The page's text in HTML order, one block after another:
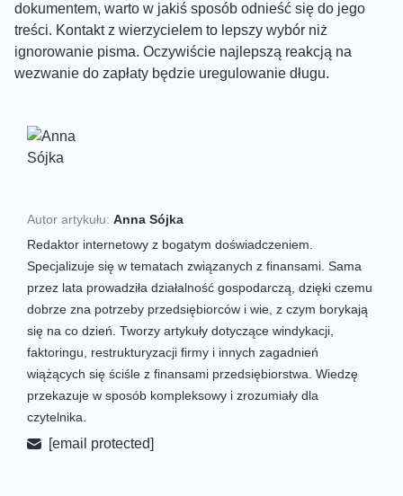
dokumentem, warto w jakiś sposób odnieść się do jego
treści. Kontakt z wierzycielem to lepszy wybór niż
ignorowanie pisma. Oczywiście najlepszą reakcją na
wezwanie do zapłaty będzie uregulowanie długu.
Autor artykułu: Anna Sójka
Redaktor internetowy z bogatym doświadczeniem.
Specjalizuje się w tematach związanych z finansami. Sama
przez lata prowadziła działalność gospodarczą, dzięki czemu
dobrze zna potrzeby przedsiębiorców i wie, z czym borykają
się na co dzień. Tworzy artykuły dotyczące windykacji,
faktoringu, restrukturyzacji firmy i innych zagadnień
wiążących się ściśle z finansami przedsiębiorstwa. Wiedzę
przekazuje w sposób kompleksowy i zrozumiały dla
czytelnika.
[email protected]